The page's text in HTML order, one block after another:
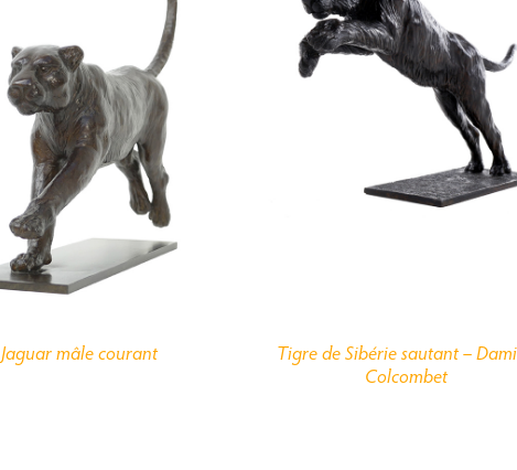
Jaguar mâle courant
Tigre de Sibérie sautant –
Colcombet